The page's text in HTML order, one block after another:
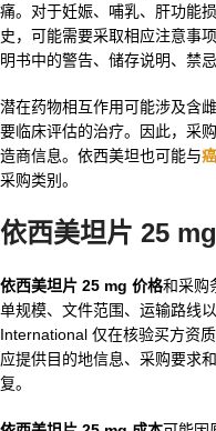
痛。对于妊娠、哺乳、肝功能
史，可能需要采取相应注意事
明书中的警告、储存说明、禁
潜在药物相互作用可能涉及含
要临床评估的治疗。因此，采
造商信息。依西美坦也可能与
采购类别。
依西美坦片 25
依西美坦片 25 mg 价格和采购
单规模、文件范围、运输路线
International 仅在核验买方资
应提供目的地信息、采购要求
复。